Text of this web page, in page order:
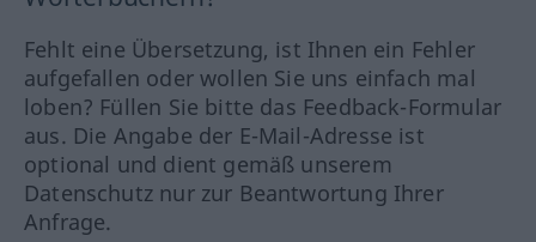
Fehlt eine Übersetzung, ist Ihnen ein Fehler
aufgefallen oder wollen Sie uns einfach mal
loben? Füllen Sie bitte das Feedback-Formular
aus. Die Angabe der E-Mail-Adresse ist
optional und dient gemäß unserem
Datenschutz nur zur Beantwortung Ihrer
Anfrage.